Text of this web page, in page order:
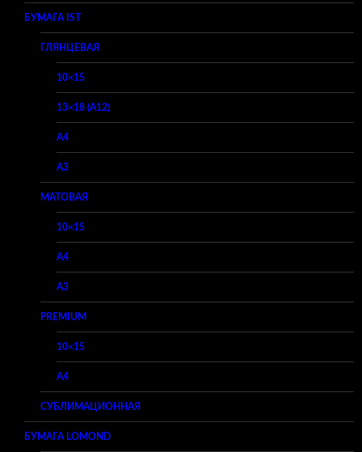
БУМАГА IST
ГЛЯНЦЕВАЯ
10×15
13×18 (A12)
A4
A3
МАТОВАЯ
10×15
A4
A3
PREMIUM
10×15
A4
СУБЛИМАЦИОННАЯ
БУМАГА LOMOND